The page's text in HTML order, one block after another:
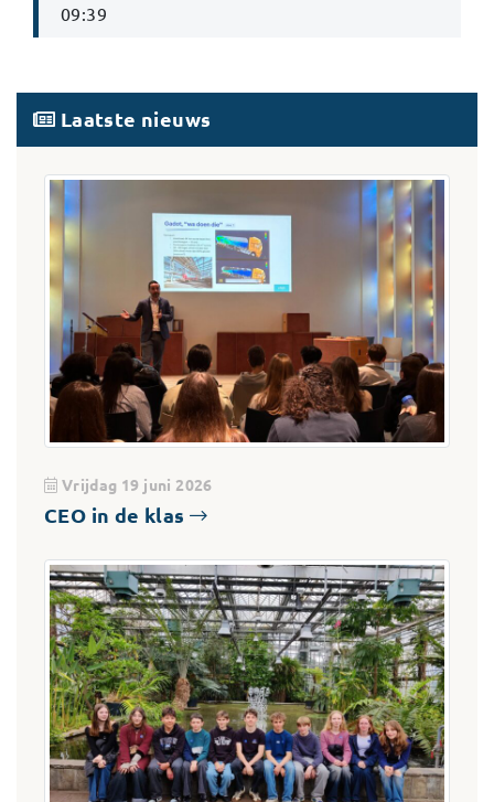
09:39
Laatste nieuws
Vrijdag 19 juni 2026
CEO in de klas